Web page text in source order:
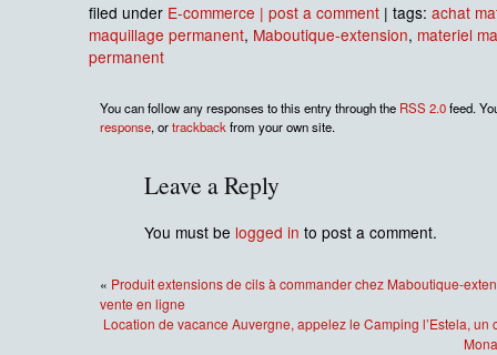
filed under E-commerce | post a comment | tags: achat
maquillage permanent, Maboutique-extension, materiel
permanent
You can follow any responses to this entry through the RSS 2.0feed.
response, ortrackback from your own site.
Leave a Reply
You must be logged in to post a comment.
« Produit extensions de cils à commander chez Maboutique-
vente en ligne
Location de vacance Auvergne, appelez le Camping l’Estela, un